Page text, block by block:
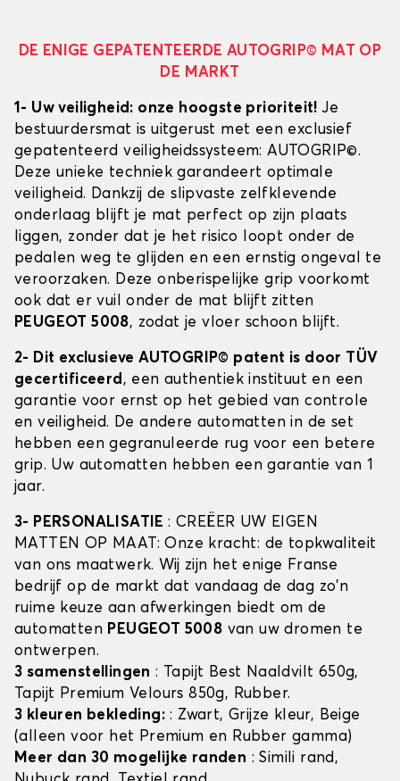
DE ENIGE GEPATENTEERDE AUTOGRIP© MAT OP
DE MARKT
1- Uw veiligheid: onze hoogste prioriteit!Je
bestuurdersmat is uitgerust met een exclusief
gepatenteerd veiligheidssysteem: AUTOGRIP©.
Deze unieke techniek garandeert optimale
veiligheid. Dankzij de slipvaste zelfklevende
onderlaag blijft je mat perfect op zijn plaats
liggen, zonder dat je het risico loopt onder de
pedalen weg te glijden en een ernstig ongeval te
veroorzaken. Deze onberispelijke grip voorkomt
ook dat er vuil onder de mat blijft zitten
PEUGEOT 5008, zodat je vloer schoon blijft.
2- Dit exclusieve AUTOGRIP© patent is door TÜV
gecertificeerd, een authentiek instituut en een
garantie voor ernst op het gebied van controle
en veiligheid. De andere automatten in de set
hebben een gegranuleerde rug voor een betere
grip. Uw automatten hebben een garantie van 1
jaar.
3- PERSONALISATIE: CREËER UW EIGEN
MATTEN OP MAAT: Onze kracht: de topkwaliteit
van ons maatwerk. Wij zijn het enige Franse
bedrijf op de markt dat vandaag de dag zo'n
ruime keuze aan afwerkingen biedt om de
automatten PEUGEOT 5008 van uw dromen te
ontwerpen.
3 samenstellingen : Tapijt Best Naaldvilt 650g,
Tapijt Premium Velours 850g, Rubber.
3 kleuren bekleding: : Zwart, Grijze kleur, Beige
(alleen voor het Premium en Rubber gamma)
Meer dan 30 mogelijke randen : Simili rand,